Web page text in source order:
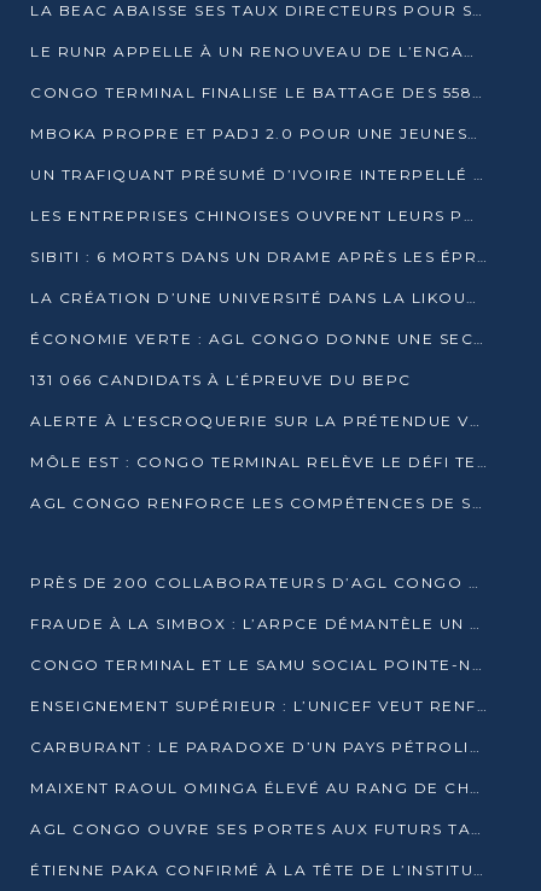
LA BEAC ABAISSE SES TAUX DIRECTEURS POUR SOUTENIR LA CROISSANCE EN ZONE CEMAC
LE RUNR APPELLE À UN RENOUVEAU DE L’ENGAGEMENT MILITANT
CONGO TERMINAL FINALISE LE BATTAGE DES 558 PIEUX DU FUTUR QUAI DU MÔLE EST
MBOKA PROPRE ET PADJ 2.0 POUR UNE JEUNESSE PLUS AUTONOME
UN TRAFIQUANT PRÉSUMÉ D’IVOIRE INTERPELLÉ À DOLISIE
LES ENTREPRISES CHINOISES OUVRENT LEURS PORTES AUX JEUNES DIPLÔMÉS
SIBITI : 6 MORTS DANS UN DRAME APRÈS LES ÉPREUVES DU BEPC
LA CRÉATION D’UNE UNIVERSITÉ DANS LA LIKOUALA AU CŒUR D’UNE RÉFLEXION NATIONALE
ÉCONOMIE VERTE : AGL CONGO DONNE UNE SECONDE VIE À SES DÉCHETS INDUSTRIELS
131 066 CANDIDATS À L’ÉPREUVE DU BEPC
ALERTE À L’ESCROQUERIE SUR LA PRÉTENDUE VENTE DE PARCELLES AFAT
MÔLE EST : CONGO TERMINAL RELÈVE LE DÉFI TECHNIQUE DES SABLES BITUMINEUX
AGL CONGO RENFORCE LES COMPÉTENCES DE SES ÉQUIPES AVEC LA CERTIFICATION CACES® R483
PRÈS DE 200 COLLABORATEURS D’AGL CONGO EN FORMATION JUSQU’EN JUILLET
FRAUDE À LA SIMBOX : L’ARPCE DÉMANTÈLE UN RÉSEAU UTILISANT DES CARTES SIM OUGANDAISES
CONGO TERMINAL ET LE SAMU SOCIAL POINTE-NOIRE RENOUVELLENT LEUR PARTENARIAT EN FAVEUR DES JEUNES VULNÉRABLES
ENSEIGNEMENT SUPÉRIEUR : L’UNICEF VEUT RENFORCER LA RECHERCHE SUR LES QUESTIONS DE L’ENFANCE
CARBURANT : LE PARADOXE D’UN PAYS PÉTROLIER CONFRONTÉ À DES PÉNURIES RÉCURRENTES
MAIXENT RAOUL OMINGA ÉLEVÉ AU RANG DE CHEVALIER DE L’ORDRE DE L’AMITIÉ ENTRE LA RUSSIE ET LE CONGO
AGL CONGO OUVRE SES PORTES AUX FUTURS TALENTS DE LA LOGISTIQUE
ÉTIENNE PAKA CONFIRMÉ À LA TÊTE DE L’INSTITUT GÉOGRAPHIQUE NATIONAL